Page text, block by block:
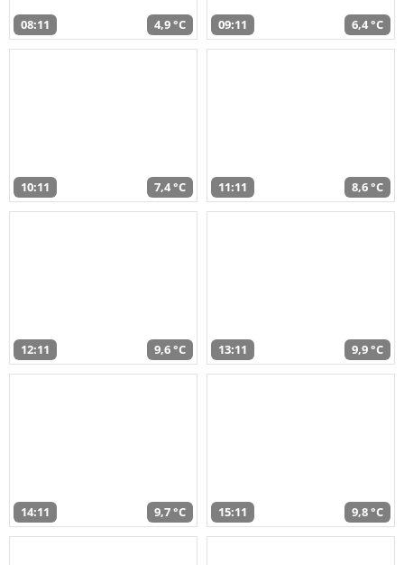
08:11 4,9 °C 09:11 6,4 °C
10:11 7,4 °C 11:11 8,6 °C
12:11 9,6 °C 13:11 9,9 °C
14:11 9,7 °C 15:11 9,8 °C